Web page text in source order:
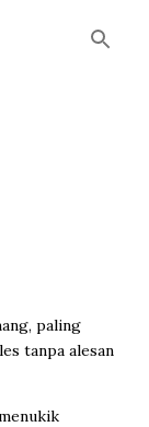
paling
tanpa alesan